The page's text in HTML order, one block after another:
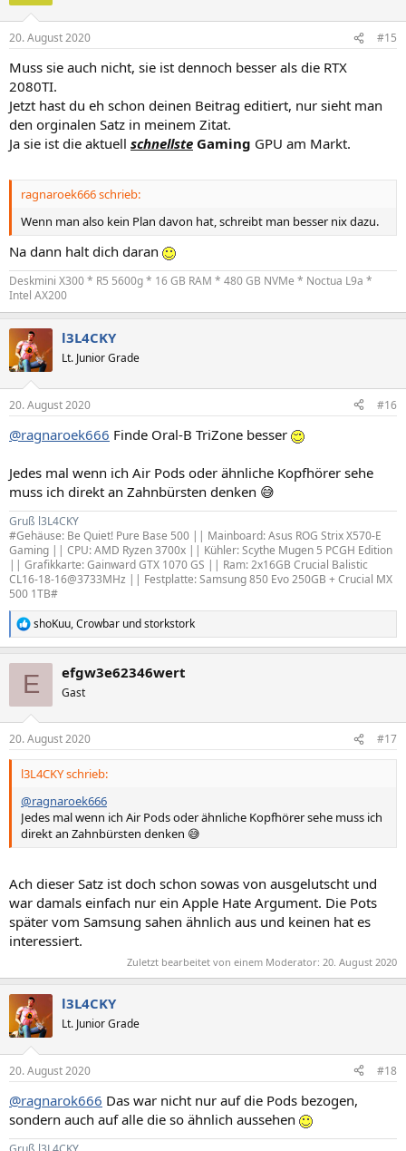
20. August 2020 #15
Muss sie auch nicht, sie ist dennoch besser als die RTX
2080TI.
Jetzt hast du eh schon deinen Beitrag editiert, nur sieht man
den orginalen Satz in meinem Zitat.
Ja sie ist die aktuell schnellste Gaming GPU am Markt.
ragnaroek666 schrieb:
Wenn man also kein Plan davon hat, schreibt man besser nix dazu.
Na dann halt dich daran
Deskmini X300 * R5 5600g * 16 GB RAM * 480 GB NVMe * Noctua L9a *
Intel AX200
l3L4CKY
Lt. Junior Grade
20. August 2020 #16
@ragnaroek666 Finde Oral-B TriZone besser
Jedes mal wenn ich Air Pods oder ähnliche Kopfhörer sehe
muss ich direkt an Zahnbürsten denken 😅
Gruß l3L4CKY
#Gehäuse: Be Quiet! Pure Base 500 || Mainboard: Asus ROG Strix X570-E
Gaming || CPU: AMD Ryzen 3700x || Kühler: Scythe Mugen 5 PCGH Edition
|| Grafikkarte: Gainward GTX 1070 GS || Ram: 2x16GB Crucial Balistic
CL16-18-16@3733MHz || Festplatte: Samsung 850 Evo 250GB + Crucial MX
500 1TB#
R
e
e
n
shoKuu,Crowbar undstorkstork
E efgw3e62346wert
Gast
20. August 2020 #17
l3L4CKY schrieb:
@ragnaroek666
Jedes mal wenn ich Air Pods oder ähnliche Kopfhörer sehe muss ich
direkt an Zahnbürsten denken 😅
Ach dieser Satz ist doch schon sowas von ausgelutscht und
war damals einfach nur ein Apple Hate Argument. Die Pots
später vom Samsung sahen ähnlich aus und keinen hat es
interessiert.
Zuletzt bearbeitet von einem Moderator: 20. August 2020
l3L4CKY
Lt. Junior Grade
20. August 2020 #18
@ragnarok666 Das war nicht nur auf die Pods bezogen,
sondern auch auf alle die so ähnlich aussehen